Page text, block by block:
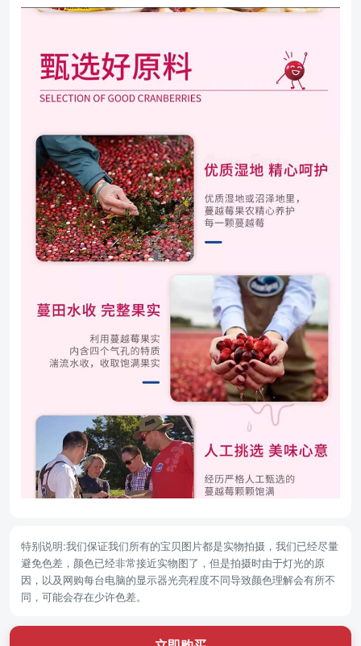
特别说明:我们保证我们所有的宝贝图片都是实物拍摄，我们已经尽量
避免色差，颜色已经非常接近实物图了，但是拍摄时由于灯光的原
因，以及网购每台电脑的显示器光亮程度不同导致颜色理解会有所不
同，可能会存在少许色差。